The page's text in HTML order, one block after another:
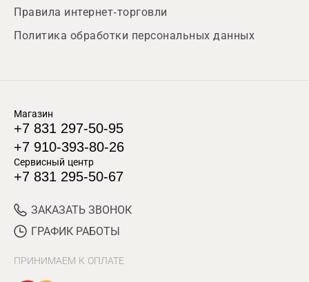
Правила интернет-торговли
Политика обработки персональных данных
Магазин
+7 831 297-50-95
+7 910-393-80-26
Сервисный центр
+7 831 295-50-67
ЗАКАЗАТЬ ЗВОНОК
ГРАФИК РАБОТЫ
ПРИНИМАЕМ К ОПЛАТЕ